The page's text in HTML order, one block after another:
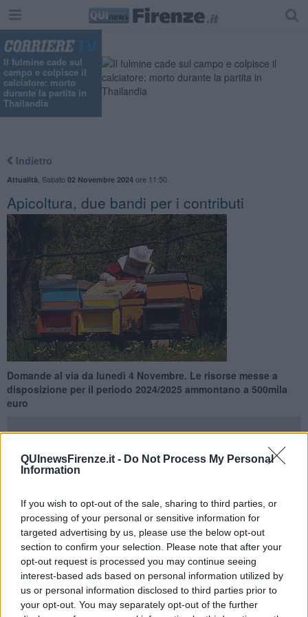
QUInewsFirenze.it - Do Not Process My Personal
Information
If you wish to opt-out of the sale, sharing to third parties, or
processing of your personal or sensitive information for
targeted advertising by us, please use the below opt-out
section to confirm your selection. Please note that after your
opt-out request is processed you may continue seeing
interest-based ads based on personal information utilized by
us or personal information disclosed to third parties prior to
your opt-out. You may separately opt-out of the further
Il fulmine cade sul
campo e colpisce il
calciatore: morto
durante la partita in
Thailandia
Indietro
Attualità Sabato 02 Novembre 2024ore 11:50
Apicoltura, due bandi per i contributi
Domande al via da lunedì 4 Novembre. Le risorse messe a
disposizione per il periodo 2024/2025 ammontano a 500mila
euro
disposizione per il periodo 2024/2025, (che si conclude il 30 giugno
2025) per interventi nel settore dell'apicoltura.
La Regione annuncia due specifici bandi per la lotta alle malattie, il
ripopolamento apistico, la razionalizzazione della transumanza e
l’acquisto di macchinari e sistemi di gestione delle produzioni
realizzati dagli apicoltori. Le domande per accedere ai contributi
potranno essere presentate dal 4 Novembre al 20 Dicembre.